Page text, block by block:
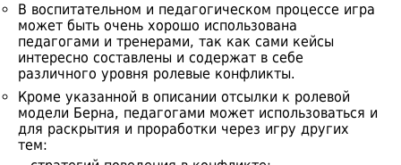
В воспитательном и педагогическом процессе игра
может быть очень хорошо использована
педагогами и тренерами, так как сами кейсы
интересно составлены и содержат в себе
различного уровня ролевые конфликты.
Кроме указанной в описании отсылки к ролевой
модели Берна, педагогами может использоваться и
для раскрытия и проработки через игру других
тем: